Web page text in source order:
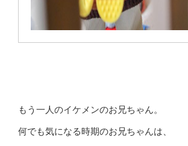
もう一人のイケメンのお兄ちゃん。
何でも気になる時期のお兄ちゃんは、